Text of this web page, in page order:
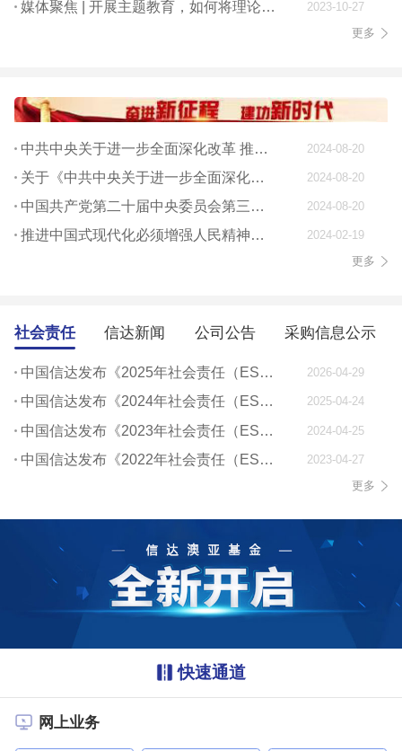
媒体聚焦 | 开展主题教育，如何将理论学习贯穿始终
2023-10-27
更多
中共中央关于进一步全面深化改革 推进中国式现代化的决定 2024-08-20
关于《中共中央关于进一步全面深化改革、 推进中国式现代化的决定》的说明 2024-08-20
中国共产党第二十届中央委员会第三次全体会议公报 2024-08-20
推进中国式现代化必须增强人民精神力量
2024-02-19
更多
社会责任 信达新闻 公司公告 采购信息公示
中国信达发布《2025年社会责任（ESG）报告》 2026-04-29
中国信达发布《2024年社会责任（ESG）报告》 2025-04-24
中国信达发布《2023年社会责任（ESG）报告》 2024-04-25
中国信达发布《2022年社会责任（ESG）报告》
2023-04-27
更多
快速通道
网上业务